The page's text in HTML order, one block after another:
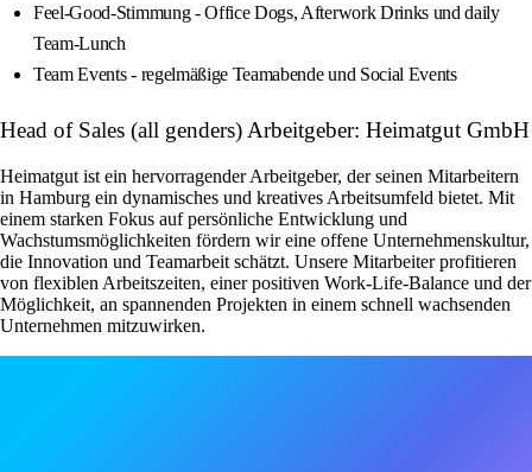
Feel-Good-Stimmung - Office Dogs, Afterwork Drinks und daily
Team-Lunch
Team Events - regelmäßige Teamabende und Social Events
Head of Sales (all genders) Arbeitgeber: Heimatgut GmbH
Heimatgut ist ein hervorragender Arbeitgeber, der seinen Mitarbeitern
in Hamburg ein dynamisches und kreatives Arbeitsumfeld bietet. Mit
einem starken Fokus auf persönliche Entwicklung und
Wachstumsmöglichkeiten fördern wir eine offene Unternehmenskultur,
die Innovation und Teamarbeit schätzt. Unsere Mitarbeiter profitieren
von flexiblen Arbeitszeiten, einer positiven Work-Life-Balance und der
Möglichkeit, an spannenden Projekten in einem schnell wachsenden
Unternehmen mitzuwirken.